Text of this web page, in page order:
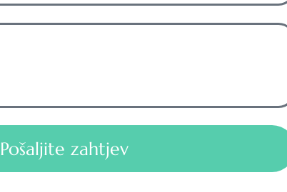
Pošaljite zahtjev